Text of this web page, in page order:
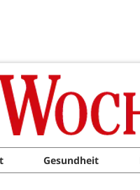
Gesundheit